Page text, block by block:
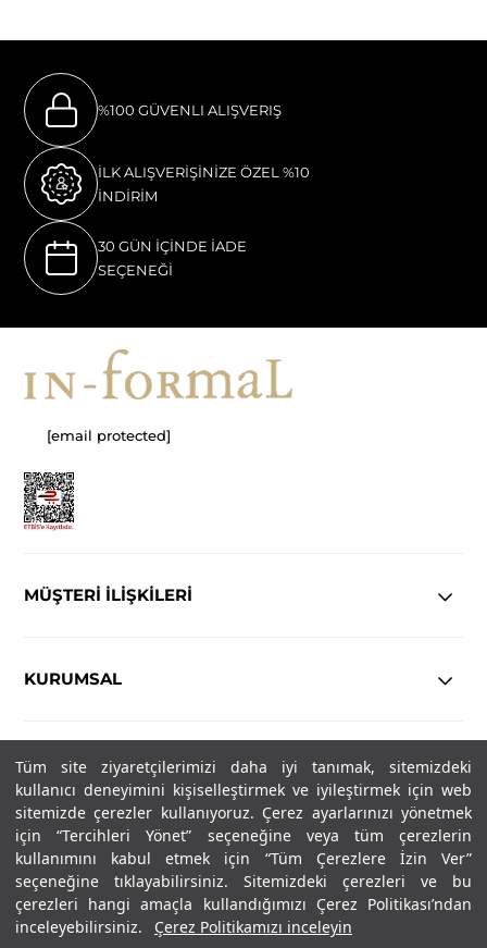
Tüm site ziyaretçilerimizi daha iyi tanımak, sitemizdeki
kullanıcı deneyimini kişiselleştirmek ve iyileştirmek için web
sitemizde çerezler kullanıyoruz. Çerez ayarlarınızı yönetmek
için “Tercihleri Yönet” seçeneğine veya tüm çerezlerin
kullanımını kabul etmek için “Tüm Çerezlere İzin Ver”
seçeneğine tıklayabilirsiniz. Sitemizdeki çerezleri ve bu
çerezleri hangi amaçla kullandığımızı Çerez Politikası’ndan
inceleyebilirsiniz.
Çerez Politikamızı inceleyin
%100 GÜVENLI ALIŞVERIŞ
İLK ALIŞVERİŞİNİZE ÖZEL %10
İNDİRİM
30 GÜN İÇİNDE İADE
SEÇENEĞİ
[email protected]
MÜŞTERİ İLİŞKİLERİ
KURUMSAL
YASAL
Copyright© 2025 IN-FORMAL Tüm hakları saklıdır.
SOSYAL MEDYA